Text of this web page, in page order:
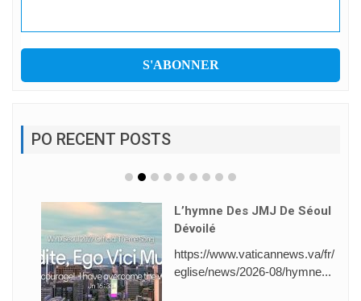
PO RECENT POSTS
L’hymne Des JMJ De Séoul
Dévoilé
https://www.vaticannews.va/fr/
eglise/news/2026-08/hymne...